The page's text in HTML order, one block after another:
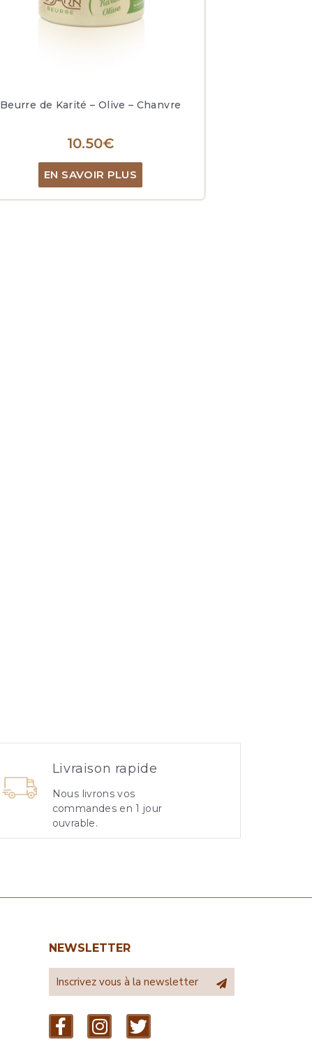
Beurre de Karité – Olive – Chanvre
10.50€
EN SAVOIR PLUS
Livraison rapide
Nous livrons vos
commandes en 1 jour
ouvrable.
NEWSLETTER